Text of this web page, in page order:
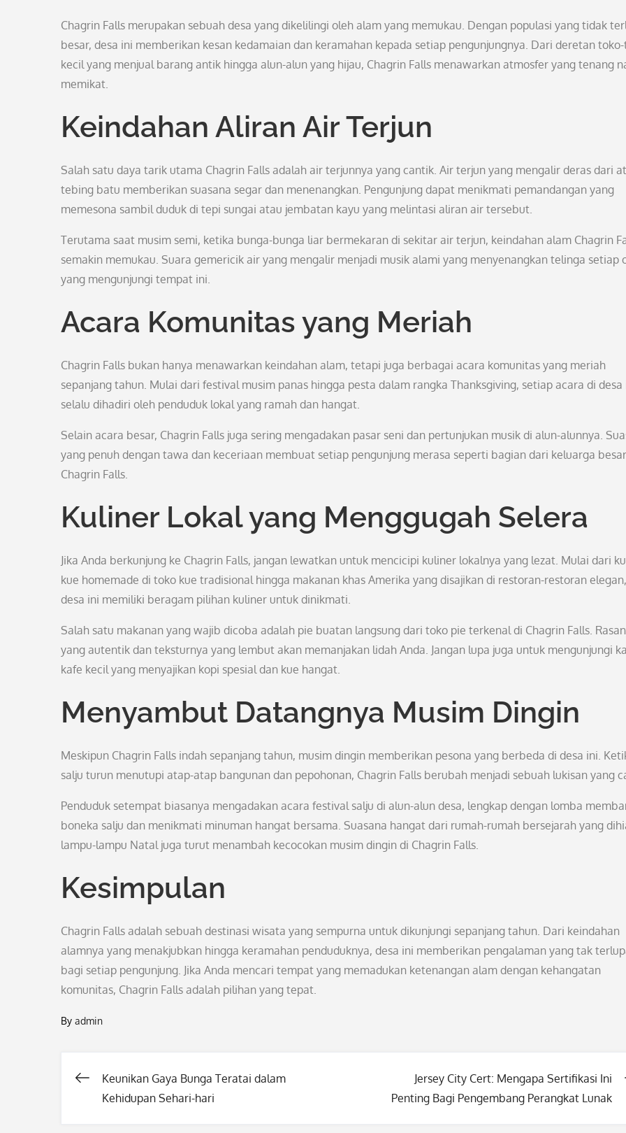
Chagrin Falls merupakan sebuah desa yang dikelilingi oleh alam yang memukau. Dengan populasi yang tidak
besar, desa ini memberikan kesan kedamaian dan keramahan kepada setiap pengunjungnya. Dari deretan
kecil yang menjual barang antik hingga alun-alun yang hijau, Chagrin Falls menawarkan atmosfer yang tenang
memikat.
Keindahan Aliran Air Terjun
Salah satu daya tarik utama Chagrin Falls adalah air terjunnya yang cantik. Air terjun yang mengalir deras dari
tebing batu memberikan suasana segar dan menenangkan. Pengunjung dapat menikmati pemandangan yang
memesona sambil duduk di tepi sungai atau jembatan kayu yang melintasi aliran air tersebut.
Terutama saat musim semi, ketika bunga-bunga liar bermekaran di sekitar air terjun, keindahan alam Chagrin
semakin memukau. Suara gemericik air yang mengalir menjadi musik alami yang menyenangkan telinga setiap
yang mengunjungi tempat ini.
Acara Komunitas yang Meriah
Chagrin Falls bukan hanya menawarkan keindahan alam, tetapi juga berbagai acara komunitas yang meriah
sepanjang tahun. Mulai dari festival musim panas hingga pesta dalam rangka Thanksgiving, setiap acara di desa
selalu dihadiri oleh penduduk lokal yang ramah dan hangat.
Selain acara besar, Chagrin Falls juga sering mengadakan pasar seni dan pertunjukan musik di alun-alunnya.
yang penuh dengan tawa dan keceriaan membuat setiap pengunjung merasa seperti bagian dari keluarga besar
Chagrin Falls.
Kuliner Lokal yang Menggugah Selera
Jika Anda berkunjung ke Chagrin Falls, jangan lewatkan untuk mencicipi kuliner lokalnya yang lezat. Mulai dari
kue homemade di toko kue tradisional hingga makanan khas Amerika yang disajikan di restoran-restoran elegan,
desa ini memiliki beragam pilihan kuliner untuk dinikmati.
Salah satu makanan yang wajib dicoba adalah pie buatan langsung dari toko pie terkenal di Chagrin Falls.
yang autentik dan teksturnya yang lembut akan memanjakan lidah Anda. Jangan lupa juga untuk mengunjungi
kafe kecil yang menyajikan kopi spesial dan kue hangat.
Menyambut Datangnya Musim Dingin
Meskipun Chagrin Falls indah sepanjang tahun, musim dingin memberikan pesona yang berbeda di desa ini.
salju turun menutupi atap-atap bangunan dan pepohonan, Chagrin Falls berubah menjadi sebuah lukisan yang
Penduduk setempat biasanya mengadakan acara festival salju di alun-alun desa, lengkap dengan lomba
boneka salju dan menikmati minuman hangat bersama. Suasana hangat dari rumah-rumah bersejarah yang
lampu-lampu Natal juga turut menambah kecocokan musim dingin di Chagrin Falls.
Kesimpulan
Chagrin Falls adalah sebuah destinasi wisata yang sempurna untuk dikunjungi sepanjang tahun. Dari keindahan
alamnya yang menakjubkan hingga keramahan penduduknya, desa ini memberikan pengalaman yang tak
bagi setiap pengunjung. Jika Anda mencari tempat yang memadukan ketenangan alam dengan kehangatan
komunitas, Chagrin Falls adalah pilihan yang tepat.
By admin
Post
Keunikan Gaya Bunga Teratai dalam
Kehidupan Sehari-hari
Jersey City Cert: Mengapa Sertifikasi Ini
Penting Bagi Pengembang Perangkat Lunak